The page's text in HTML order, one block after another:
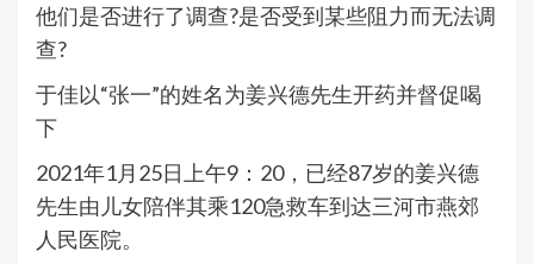
他们是否进行了调查?是否受到某些阻力而无法调
查?
于佳以“张一”的姓名为姜兴德先生开药并督促喝
下
2021年1月25日上午9：20，已经87岁的姜兴德
先生由儿女陪伴其乘120急救车到达三河市燕郊
人民医院。